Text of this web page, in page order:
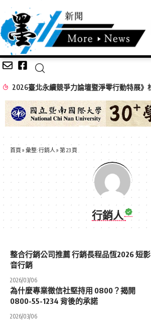
首頁 » 彙整: 行銷人 » 第 23 頁
行銷人
整合行銷公司推薦 行銷長程品恆2026 短影
音行銷
2026/03/06
為什麼專業徵信社堅持用 0800？揭開
0800-55-1234 背後的承諾
2026/03/06